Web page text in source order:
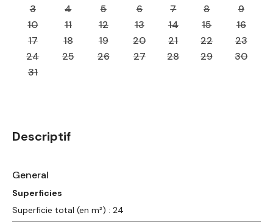
3
4 5 6 7 8
9
10
11 12 13 14 15
16
17
18 19 20 21 22
23
24
25 26 27 28 29
30
31
Descriptif
General
Superficies
Superficie total (en m²) : 24